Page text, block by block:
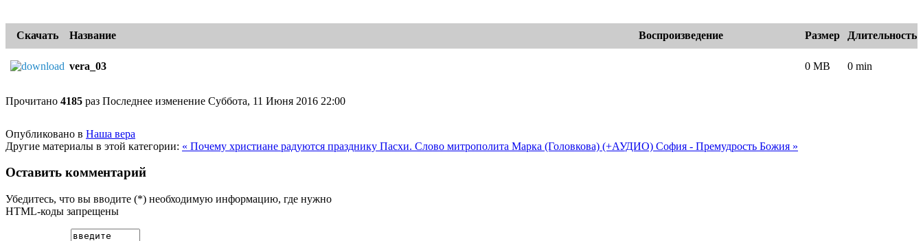
Скачать Название Воспроизведение Размер Длительность
vera_03 0 MB
0 min
Прочитано 4185 раз Последнее изменение Суббота, 11 Июня 2016 22:00
Опубликовано в Наша вера
Другие материалы в этой категории: « Почему христиане радуются празднику Пасхи. Слово митрополита Марка (Головкова) (+АУДИО) София - Премудрость Божия »
Оставить комментарий
Убедитесь, что вы вводите (*) необходимую информацию, где нужно
HTML-коды запрещены